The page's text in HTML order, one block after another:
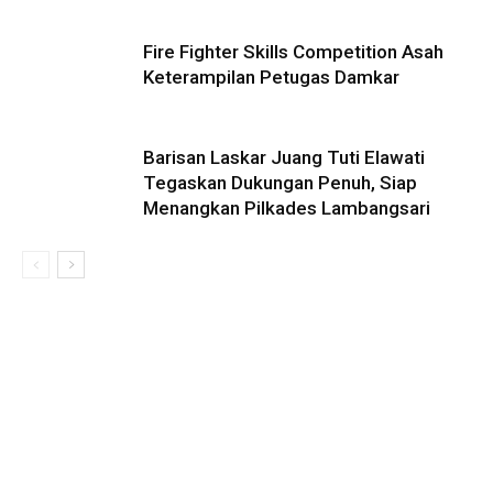
Fire Fighter Skills Competition Asah
Keterampilan Petugas Damkar
Barisan Laskar Juang Tuti Elawati
Tegaskan Dukungan Penuh, Siap
Menangkan Pilkades Lambangsari